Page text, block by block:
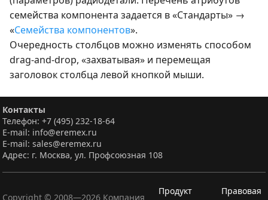
семейства компонента задается в «Стандарты» →
«Семейства компонентов».
Очередность столбцов можно изменять способом
drag-and-drop, «захватывая» и перемещая
заголовок столбца левой кнопкой мыши.
Контакты
Телефон: +7 (495) 232-18-64
E-mail: info@eremex.ru
E-mail: sales@eremex.ru
Адрес: г. Москва, ул. Профсоюзная 108
Copyright © 2008—2026 Компания
Продукт
Правовая